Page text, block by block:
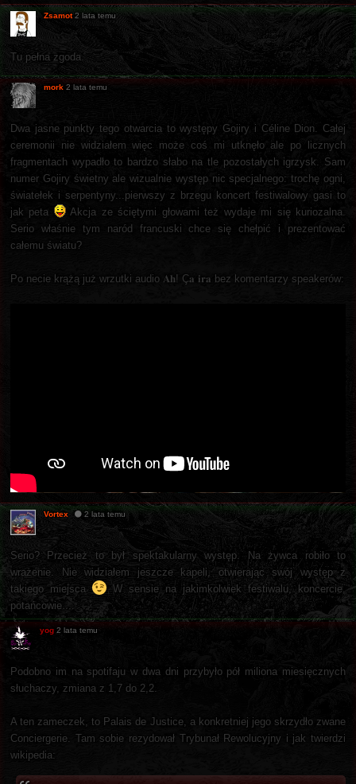
Zsamot 2 lata temu
Tu pełna zgoda.
mork 2 lata temu
Dwa jasne punkty tego otwarcia to występy Gojiry i Céline Dion. Całej
ceremonii nie widziałem więc może coś mi utknęło ale po licznych
fragmentach wypadło to bardzo słabo na tle pozostałych igrzysk. Sam
numer Gojiry świetny ale wizualnie występ nic specjalnego: trochę ogni,
światełek i serpentyny...pierwszy z brzegu koncert festiwalowy gasi to
jak peta
Akcja ze ściętymi głowami też wydaje mi się kuriozalna.
Serio właśnie tym naród francuski chce się chełpić i prezentować
całemu światu?
Po necie krążą już wrzutki audio 𝐀𝐡! Ç𝐚 𝐢𝐫𝐚 bez komentarzy speakerów:
Vortex 2 lata temu
Serio? Przecież to był spektakularny występ. Na żywca robiło to
wrażenie. Nie widziałem jeszcze kapeli, otwierając swój występ z
takiego miejsca
W sensie na jakimkolwiek festiwalu, koncercie,
potańcowie....
yog 2 lata temu
Podobno im na spotifaju w dwa dni przybyło pół miliona miesięcznych
słuchaczy, zmiana z 1,7 do 2,2.
A ten zameczek, to Palais de Justice, a konkretniej jego skrzydło zwane
Conciergerie. Tam sobie rezydował Trybunał Rewolucyjny i jak twierdzi
wikipedia: